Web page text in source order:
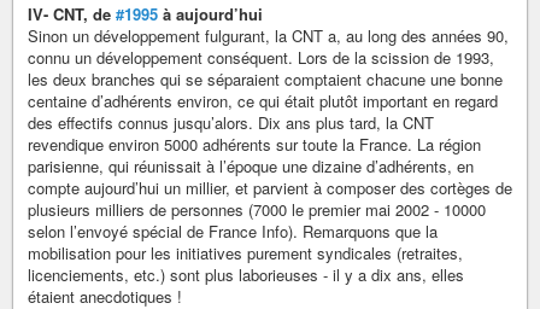
IV- CNT, de #1995 à aujourd’hui
Sinon un développement fulgurant, la CNT a, au long des années 90,
connu un développement conséquent. Lors de la scission de 1993,
les deux branches qui se séparaient comptaient chacune une bonne
centaine d’adhérents environ, ce qui était plutôt important en regard
des effectifs connus jusqu’alors. Dix ans plus tard, la CNT
revendique environ 5000 adhérents sur toute la France. La région
parisienne, qui réunissait à l’époque une dizaine d’adhérents, en
compte aujourd’hui un millier, et parvient à composer des cortèges de
plusieurs milliers de personnes (7000 le premier mai 2002 - 10000
selon l’envoyé spécial de France Info). Remarquons que la
mobilisation pour les initiatives purement syndicales (retraites,
licenciements, etc.) sont plus laborieuses - il y a dix ans, elles
étaient anecdotiques !